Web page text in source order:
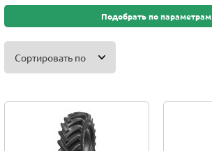
Подобрать по параметрам
Сортировать по